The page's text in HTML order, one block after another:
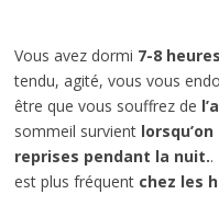
Vous avez dormi 7-8 heures
tendu, agité, vous vous
être que vous souffrez de
sommeil survient
reprises pendant la nuit..
est plus fréquent chez les